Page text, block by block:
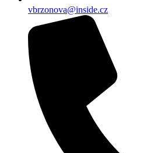
vbrzonova@inside.cz